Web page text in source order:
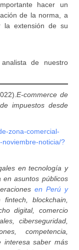
hacer un
de la norma, a
la extensión de su
de nuestro
E-commerce de
impuestos desde
zona-comercial-
noticia/?
en tecnología y
en asuntos públicos
en Perú y
blockchain,
digital, comercio
ciberseguridad,
competencia,
interesa saber más